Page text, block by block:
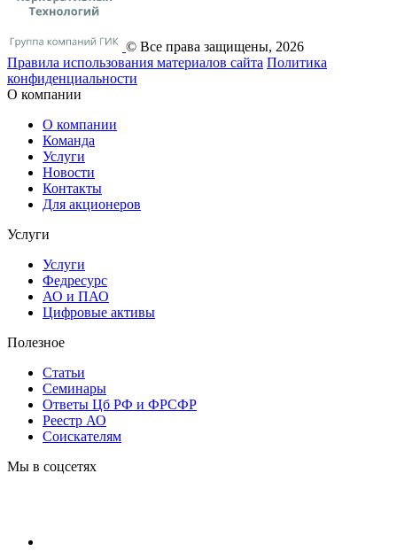
© Все права защищены, 2026
Правила использования материалов сайта Политика
конфиденциальности
О компании
О компании
Команда
Услуги
Новости
Контакты
Для акционеров
Услуги
Услуги
Федресурс
АО и ПАО
Цифровые активы
Полезное
Статьи
Cеминары
Ответы Цб РФ и ФРСФР
Реестр АО
Соискателям
Мы в соцсетях